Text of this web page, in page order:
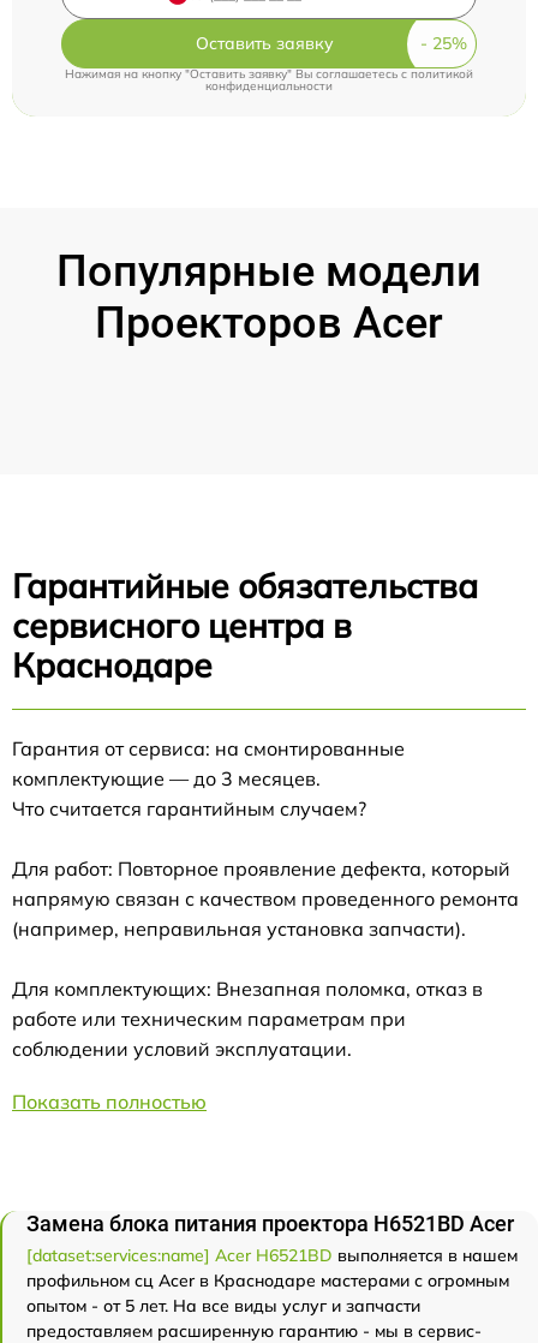
Оставить заявку
Нажимая на кнопку "Оставить заявку" Вы соглашаетесь cполитикой
конфиденциальности
Популярные модели
Проекторов Acer
Гарантийные обязательства
сервисного центра в
Краснодаре
Гарантия от сервиса: на смонтированные
комплектующие — до 3 месяцев.
Что считается гарантийным случаем?
Для работ: Повторное проявление дефекта, который
напрямую связан с качеством проведенного ремонта
(например, неправильная установка запчасти).
Для комплектующих: Внезапная поломка, отказ в
работе или техническим параметрам при
соблюдении условий эксплуатации.
Показать полностью
Замена блока питания проектора H6521BD Acer
[dataset:services:name] Acer H6521BD выполняется в нашем
профильном сц Acer в Краснодаре мастерами с огромным
опытом - от 5 лет. На все виды услуг и запчасти
предоставляем расширенную гарантию - мы в сервис-